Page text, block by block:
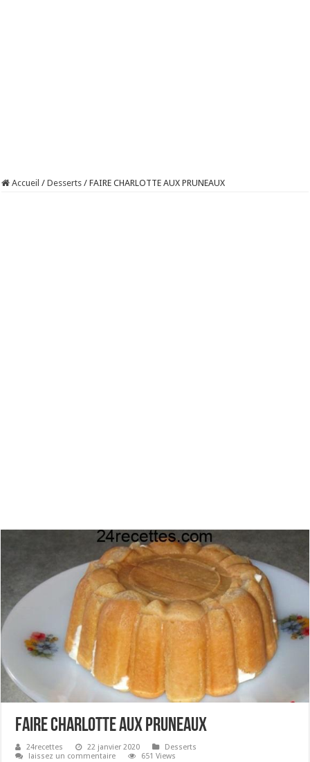
Accueil / Desserts / FAIRE CHARLOTTE AUX PRUNEAUX
FAIRE CHARLOTTE AUX PRUNEAUX
24recettes 22 janvier 2020
Desserts
laissez un commentaire
651 Views